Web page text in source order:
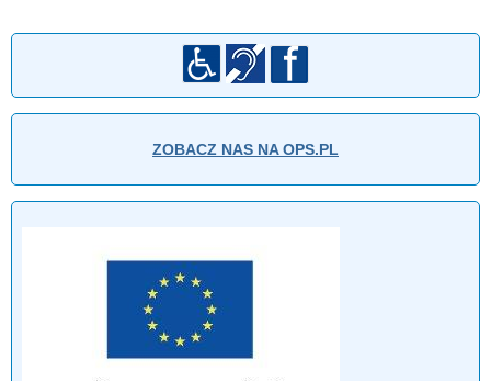
ZOBACZ NAS NA OPS.PL